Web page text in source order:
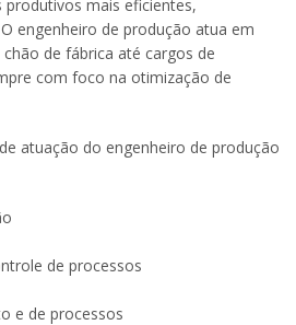
mais eficientes,
engenheiro de produção atua em
de fábrica até cargos de
com foco na otimização de
atuação do engenheiro de produção
de processos
e de processos